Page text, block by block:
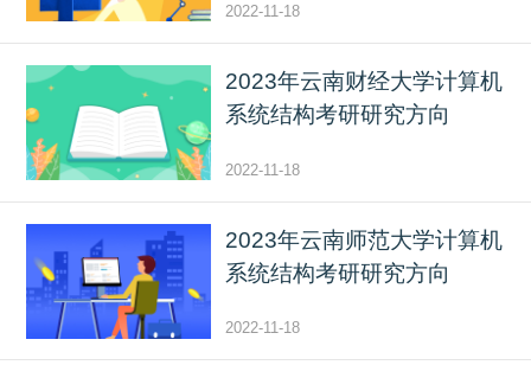
2022-11-18
2023年云南财经大学计算机
系统结构考研研究方向
2022-11-18
2023年云南师范大学计算机
系统结构考研研究方向
2022-11-18